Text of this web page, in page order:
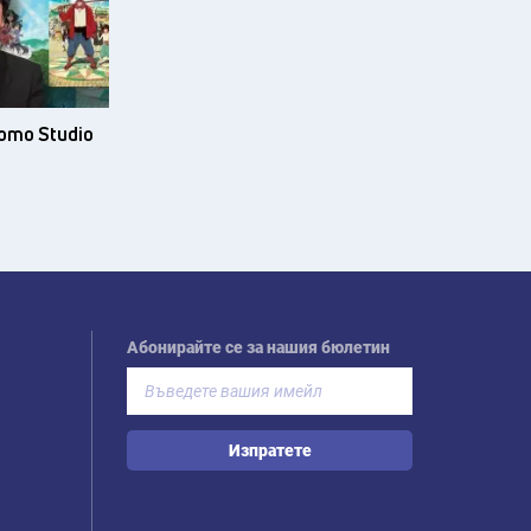
Studio
Абонирайте се за нашия бюлетин
Изпратете